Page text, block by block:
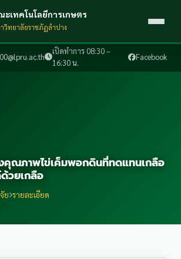
เปิดทำการ 08:30 –
16:30 น.
Facebook
ะเทคโนโลยีการเกษตร
วิทยาลัยราชภัฏลำปาง
คุณภาพไข่เค็มพอกดินที่ทดแทนเกลือ
วยเกลือ
ย รายละเอียด